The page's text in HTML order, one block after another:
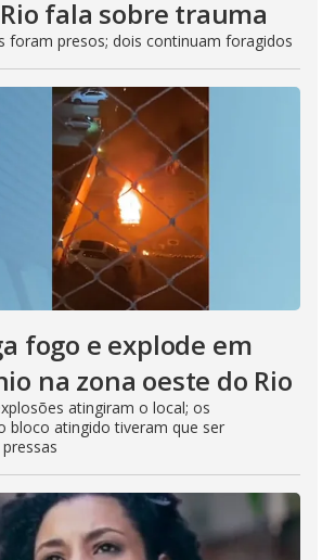
fala sobre trauma
foram presos; dois continuam foragidos
fogo e explode em
na zona oeste do Rio
atingiram o local; os
bloco atingido tiveram que ser